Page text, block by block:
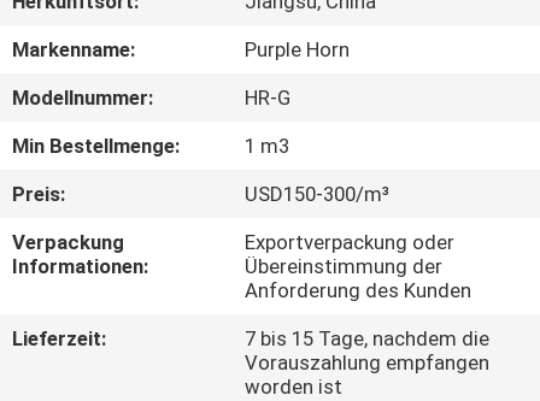
UNS
FABRIK-
AUSFLUG
QUALITÄTSKONTROLLE
SIE
Markenname:
Purple Horn
Modellnummer:
HR-G
Min Bestellmenge:
1 m3
Preis:
USD150-300/m³
Verpackung
Informationen:
Exportverpackung oder
Übereinstimmung der
Anforderung des Kunden
Lieferzeit:
7 bis 15 Tage, nachdem die
Vorauszahlung empfangen
worden ist